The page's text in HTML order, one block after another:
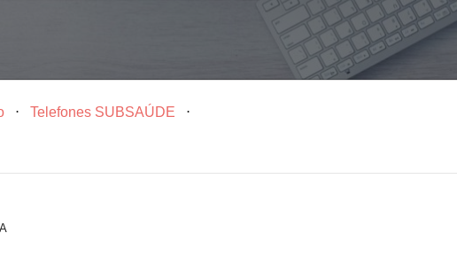
⋅ Telefones SUBSAÚDE
⋅